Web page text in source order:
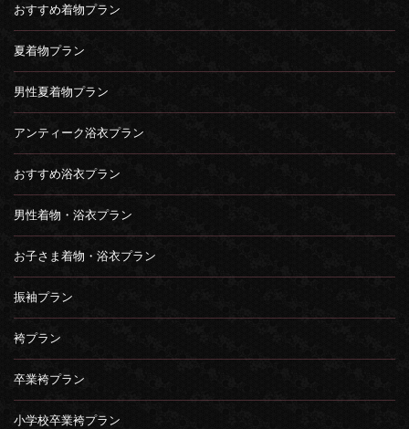
おすすめ着物プラン
夏着物プラン
男性夏着物プラン
アンティーク浴衣プラン
おすすめ浴衣プラン
男性着物・浴衣プラン
お子さま着物・浴衣プラン
振袖プラン
袴プラン
卒業袴プラン
小学校卒業袴プラン